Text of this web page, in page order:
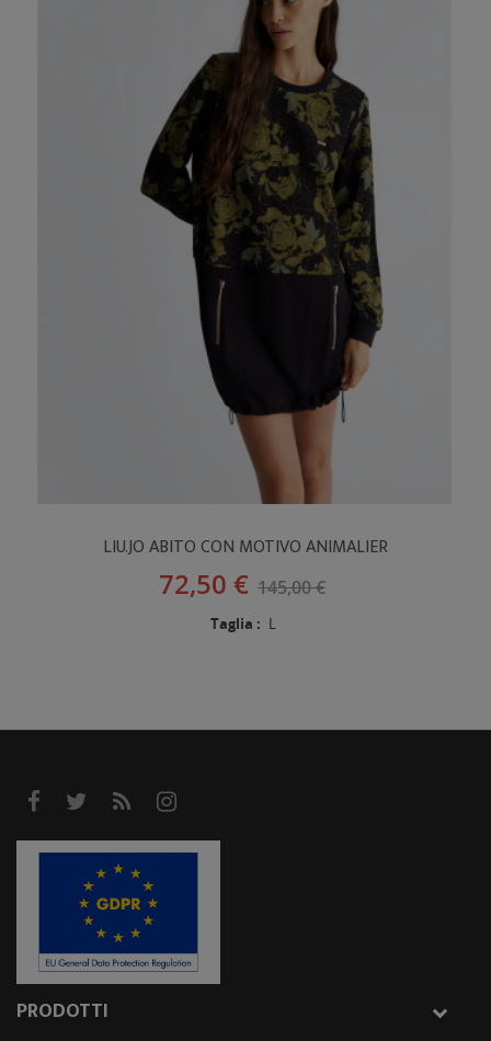
LIU.JO ABITO CON MOTIVO ANIMALIER
72,50 € 145,00 €
Taglia : L
PRODOTTI